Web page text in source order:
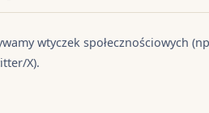
wtyczek społecznościowych
X).